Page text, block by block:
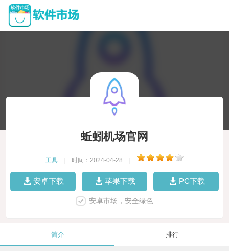
蚯蚓机场官网
工具 时间：2024-04-28
安卓下载 苹果下载 PC下载
安卓市场，安全绿色
简介 排行